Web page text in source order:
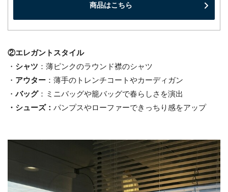
商品はこちら
②エレガントスタイル
・ シャツ ：薄ピンクのラウンド襟のシャツ
・ アウター ：薄手のトレンチコートやカーディガン
・バッグ：ミニバッグや籠バッグで春らしさを演出
・シューズ： パンプスやローファーできっちり感をアップ